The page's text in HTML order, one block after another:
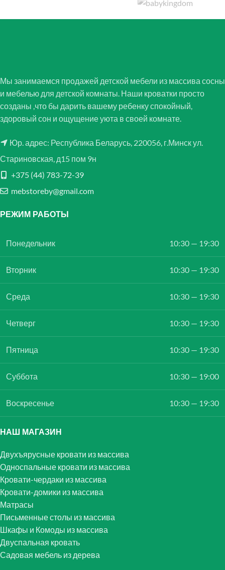
Мы занимаемся продажей детской мебели из массива сосны
и мебелью для детской комнаты. Наши кроватки просто
созданы ,что бы дарить вашему ребенку спокойный,
здоровый сон и ощущение уюта в своей комнате.
Юр. адрес: Республика Беларусь, 220056, г.Минск ул.
Стариновская, д15 пом 9н
+375 (44) 783-72-39
mebstoreby@gmail.com
РЕЖИМ РАБОТЫ
Понедельник 10:30 — 19:30
Вторник 10:30 — 19:30
Среда 10:30 — 19:30
Четверг 10:30 — 19:30
Пятница 10:30 — 19:30
Суббота 10:30 — 19:00
Воскресенье 10:30 — 19:30
НАШ МАГАЗИН
Двухъярусные кровати из массива
Односпальные кровати из массива
Кровати-чердаки из массива
Кровати-домики из массива
Матрасы
Письменные столы из массива
Шкафы и Комоды из массива
Двуспальная кровать
Садовая мебель из дерева